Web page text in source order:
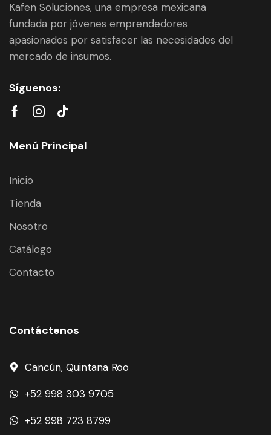
Kafen Soluciones, una empresa mexicana
fundada por jóvenes emprendedores
apasionados por satisfacer las necesidades del
mercado de insumos.
Síguenos:
Menú Principal
Inicio
Tienda
Nosotro
Catálogo
Contacto
Contáctenos
Cancún, Quintana Roo
+52 998 303 9705
+52 998 723 8799